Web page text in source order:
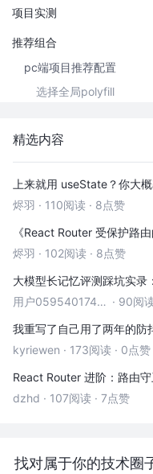
项目实测
推荐组合
pc端项目推荐配置
选择全局polyfill
移动端项目推荐配置
选择按需polyfill
总结
精选内容
烬羽 · 110阅读 · 8点赞
烬羽 · 102阅读 · 8点赞
用户05954017446 · 90阅
kyriewen · 173阅读 · 0点赞
dzhd · 107阅读 · 7点赞
找对属于你的技术圈